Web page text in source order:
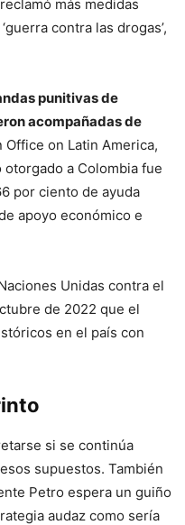
más medidas
contra las drogas’,
punitivas de
acompañadas de
Office on Latin America,
a Colombia fue
por ciento de ayuda
apoyo económico e
Unidas contra el
de 2022 que el
en el país con
si se continúa
supuestos. También
Petro espera un guiño
audaz como sería